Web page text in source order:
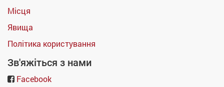
Місця
Явища
Політика користування
Зв'яжіться з нами
Facebook